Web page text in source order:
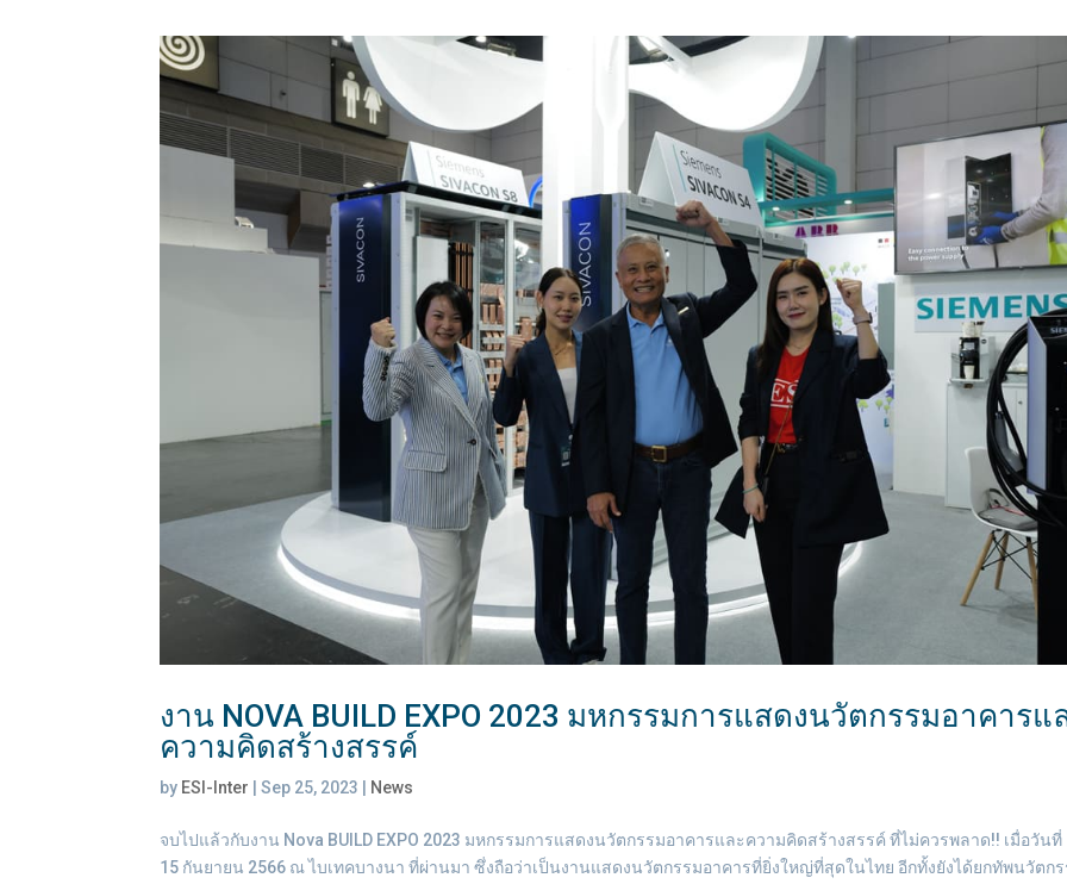
งาน NOVA BUILD EXPO 2023 มหกรรมการแสดงนวัตกรรมอาคารแ
ความคิดสร้างสรรค์
by ESI-Inter |Sep 25, 2023 News
จบไปแล้วกับงาน Nova BUILD EXPO 2023 มหกรรมการแสดงนวัตกรรมอาคารและความคิดสร้างสรรค์ ที่ไม่ควรพลาด!! เมื่อวันที่
15 กันยายน 2566 ณ ไบเทคบางนา ที่ผ่านมา ซึ่งถือว่าเป็นงานแสดงนวัตกรรมอาคารที่ยิ่งใหญ่ที่สุดในไทย อีกทั้งยังได้ยกทัพนวัตก